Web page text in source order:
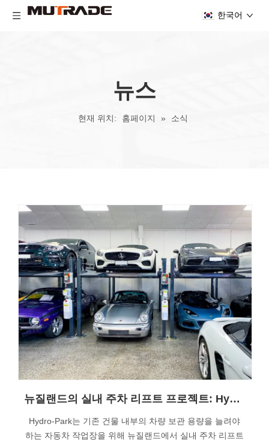
한국어
뉴스
현재 위치: 홈페이지 » 소식
뉴질랜드의 실내 주차 리프트 프로젝트: Hydro-Park 2236 유닛 10대가 자동차 작업장을 위한 주차 공간 20개를 만들었습니다.
Hydro-Park는 기존 건물 내부의 차량 보관 용량을 늘려야
하는 자동차 작업장을 위해 뉴질랜드에서 실내 주차 리프트